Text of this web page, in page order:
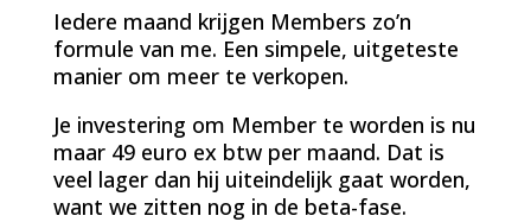
Iedere maand krijgen Members zo’n
formule van me. Een simpele, uitgeteste
manier om meer te verkopen.
Je investering om Member te worden is nu
maar 49 euro ex btw per maand. Dat is
veel lager dan hij uiteindelijk gaat worden,
want we zitten nog in de beta-fase.